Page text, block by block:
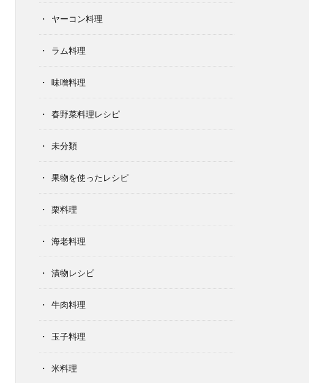
ヤーコン料理
ラム料理
味噌料理
春野菜料理レシピ
未分類
果物を使ったレシピ
栗料理
海老料理
漬物レシピ
牛肉料理
玉子料理
米料理